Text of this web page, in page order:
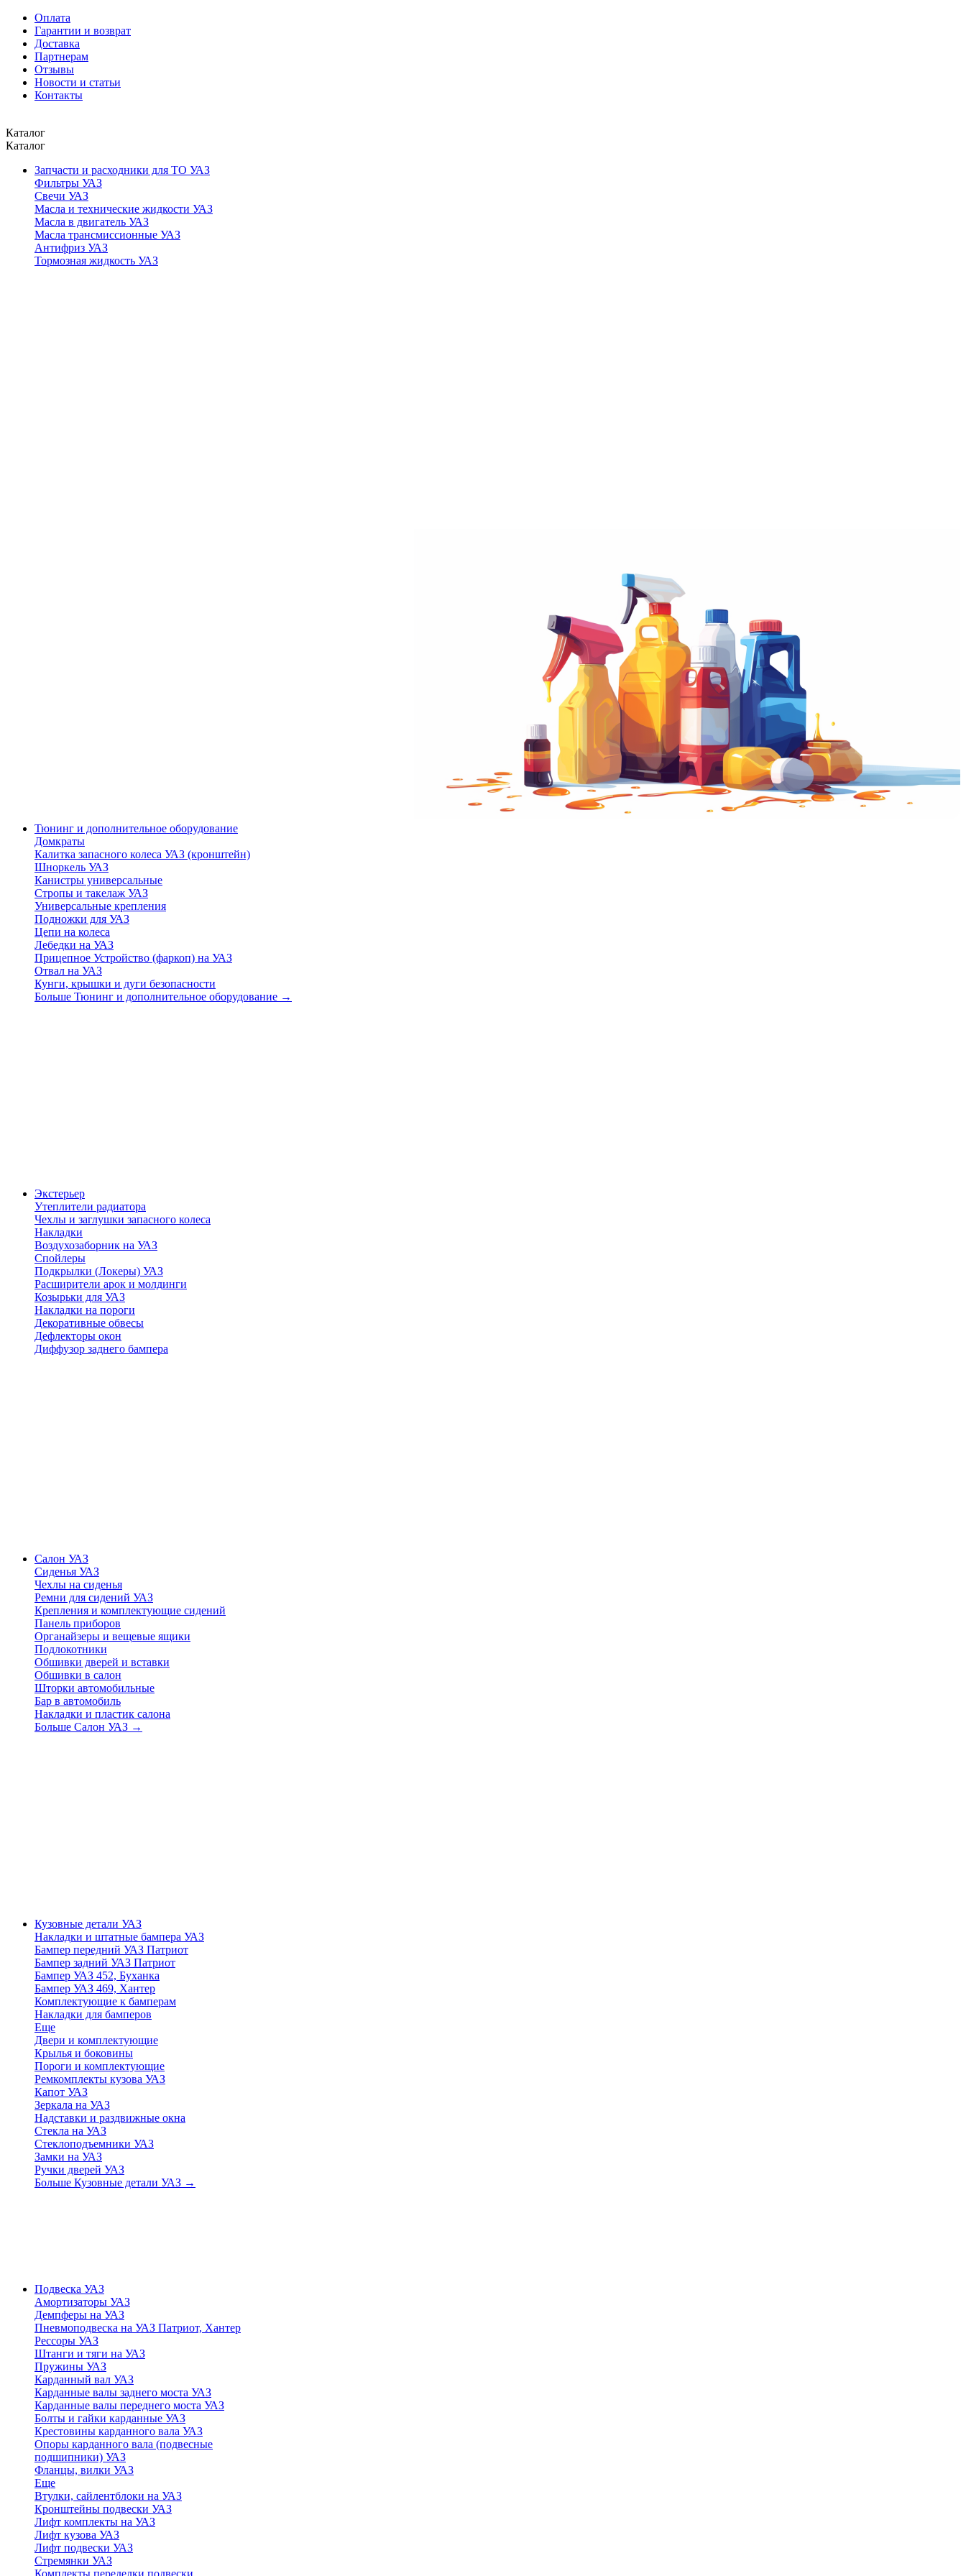
Оплата
Гарантии и возврат
Доставка
Партнерам
Отзывы
Новости и статьи
Контакты
Каталог
Каталог
Запчасти и расходники для ТО УАЗ
Фильтры УАЗ
Свечи УАЗ
Масла и технические жидкости УАЗ
Масла в двигатель УАЗ
Масла трансмиссионные УАЗ
Антифриз УАЗ
Тормозная жидкость УАЗ
Тюнинг и дополнительное оборудование
Домкраты
Калитка запасного колеса УАЗ (кронштейн)
Шноркель УАЗ
Канистры универсальные
Стропы и такелаж УАЗ
Универсальные крепления
Подножки для УАЗ
Цепи на колеса
Лебедки на УАЗ
Прицепное Устройство (фаркоп) на УАЗ
Отвал на УАЗ
Кунги, крышки и дуги безопасности
Больше Тюнинг и дополнительное оборудование →
Экстерьер
Утеплители радиатора
Чехлы и заглушки запасного колеса
Накладки
Воздухозаборник на УАЗ
Спойлеры
Подкрылки (Локеры) УАЗ
Расширители арок и молдинги
Козырьки для УАЗ
Накладки на пороги
Декоративные обвесы
Дефлекторы окон
Диффузор заднего бампера
Салон УАЗ
Сиденья УАЗ
Чехлы на сиденья
Ремни для сидений УАЗ
Крепления и комплектующие сидений
Панель приборов
Органайзеры и вещевые ящики
Подлокотники
Обшивки дверей и вставки
Обшивки в салон
Шторки автомобильные
Бар в автомобиль
Накладки и пластик салона
Больше Салон УАЗ →
Кузовные детали УАЗ
Накладки и штатные бампера УАЗ
Бампер передний УАЗ Патриот
Бампер задний УАЗ Патриот
Бампер УАЗ 452, Буханка
Бампер УАЗ 469, Хантер
Комплектующие к бамперам
Накладки для бамперов
Еще
Двери и комплектующие
Крылья и боковины
Пороги и комплектующие
Ремкомплекты кузова УАЗ
Капот УАЗ
Зеркала на УАЗ
Надставки и раздвижные окна
Стекла на УАЗ
Стеклоподъемники УАЗ
Замки на УАЗ
Ручки дверей УАЗ
Больше Кузовные детали УАЗ →
Подвеска УАЗ
Амортизаторы УАЗ
Демпферы на УАЗ
Пневмоподвеска на УАЗ Патриот, Хантер
Рессоры УАЗ
Штанги и тяги на УАЗ
Пружины УАЗ
Карданный вал УАЗ
Карданные валы заднего моста УАЗ
Карданные валы переднего моста УАЗ
Болты и гайки карданные УАЗ
Крестовины карданного вала УАЗ
Опоры карданного вала (подвесные
подшипники) УАЗ
Фланцы, вилки УАЗ
Еще
Втулки, сайлентблоки на УАЗ
Кронштейны подвески УАЗ
Лифт комплекты на УАЗ
Лифт кузова УАЗ
Лифт подвески УАЗ
Стремянки УАЗ
Комплекты переделки подвески